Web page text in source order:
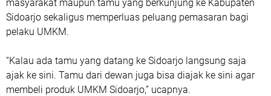
masyarakat maupun tamu yang berkunjung ke Kabupaten
Sidoarjo sekaligus memperluas peluang pemasaran bagi
pelaku UMKM.
“Kalau ada tamu yang datang ke Sidoarjo langsung saja
ajak ke sini. Tamu dari dewan juga bisa diajak ke sini agar
membeli produk UMKM Sidoarjo,” ucapnya.